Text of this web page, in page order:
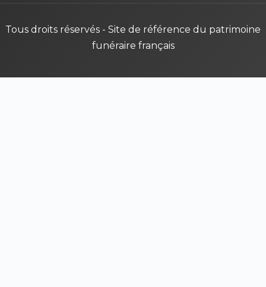
Tous droits réservés - Site de référence du patrimoine
funéraire français